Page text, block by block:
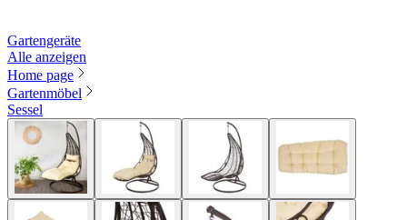
Gartengeräte
Alle anzeigen
Home page
Gartenmöbel
Sessel